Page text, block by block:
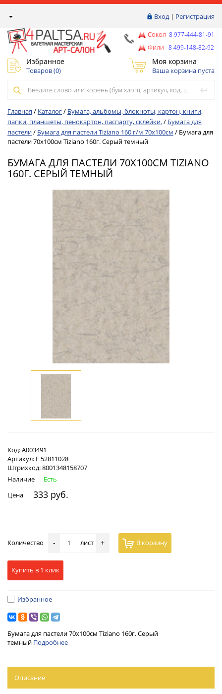
Вход| Регистрация
Сокол 8 977-444-81-91
Фили 8 499-148-82-92
Избранное
Товаров (0)
Моя корзина
Ваша корзина пуста
Главная / Каталог/ Бумага, альбомы, блокноты, картон, книги,
папки, планшеты, пенокартон, паспарту, склейки./ Бумага для
пастели/ Бумага для пастели Tiziano 160 г/м 70х100см / Бумага для
пастели 70х100см Tiziano 160г. Серый темный
БУМАГА ДЛЯ ПАСТЕЛИ 70Х100СМ TIZIANO
160Г. СЕРЫЙ ТЕМНЫЙ
Код:А003491
Артикул: F 52811028
Штрихкод:8001348158707
Наличие
Есть
Цена
333 руб.
Количество - лист + В корзину
Купить в 1 клик
Избранное
Бумага для пастели 70х100см Tiziano 160г. Серый
темный Подробнее
Описание